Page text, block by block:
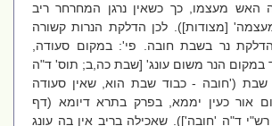
מעצמו, כך כשאין נרגן המחרחר ריב
[מצודות]). לכן הדלקת הנרות קשורה
נר בשבת חובה. פי': במקום סעודה,
הנר משום עונג' [שבת כה,ב; תוס' ד"ה
('חובה - כבוד שבת הוא, שאין סעודה
אור כעין יממא, בפרק בתרא דיומא (דף
ד"ה 'חובה']). שאכילה בריב אין בה עונג